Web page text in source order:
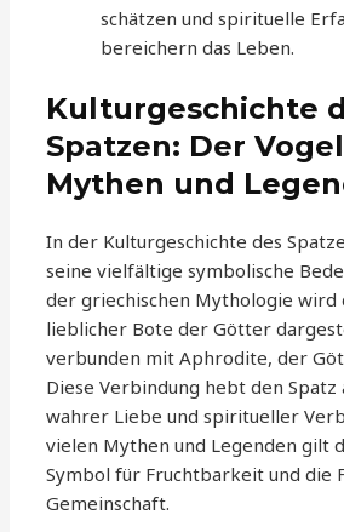
schätzen und spirituelle
bereichern das Leben.
Kulturgeschichte
Spatzen: Der
Mythen und
In der Kulturgeschichte des
seine vielfältige symbolische
der griechischen Mythologie wird
lieblicher Bote der Götter
verbunden mit Aphrodite, der
Diese Verbindung hebt den Spatz
wahrer Liebe und spiritueller
vielen Mythen und Legenden gilt
Symbol für Fruchtbarkeit und die
Gemeinschaft.